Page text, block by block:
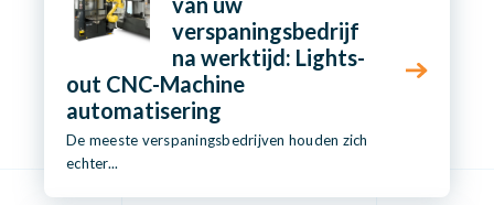
verspaningsbedrijf
na werktijd: Lights-
out CNC-Machine
automatisering
De meeste verspaningsbedrijven houden zich
echter...